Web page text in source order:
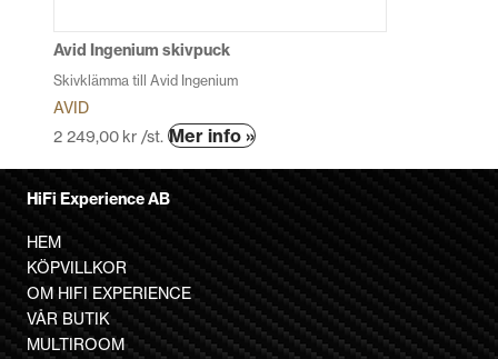
Avid Ingenium skivpuck
Skivklämma till Avid Ingenium
AVID
2 249,00 kr /st. Mer info »
HiFi Experience AB
HEM
KÖPVILLKOR
OM HIFI EXPERIENCE
VÅR BUTIK
MULTIROOM